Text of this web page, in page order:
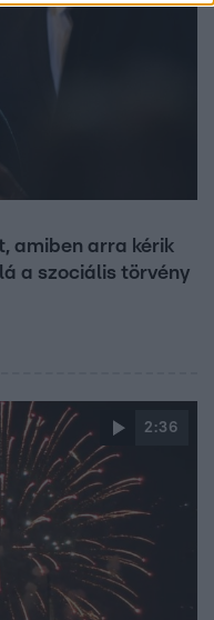
amiben arra kérik
a szociális törvény
2:36